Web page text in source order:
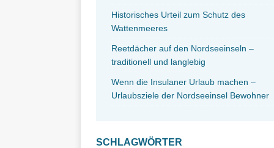
Historisches Urteil zum Schutz des
Wattenmeeres
Reetdächer auf den Nordseeinseln –
traditionell und langlebig
Wenn die Insulaner Urlaub machen –
Urlaubsziele der Nordseeinsel Bewohner
SCHLAGWÖRTER